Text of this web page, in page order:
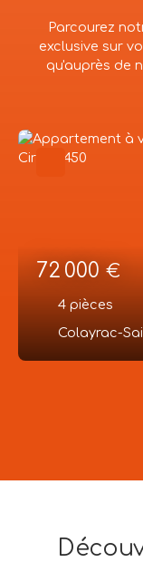
Parcourez
exclusive sur
qu'auprès de
72 000 €
4 pièces
Colayrac-